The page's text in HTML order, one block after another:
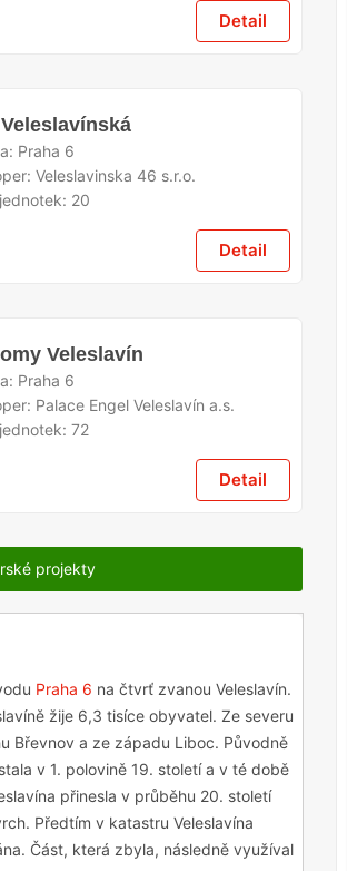
Detail
Praha 6
Veleslavinska 46 s.r.o.
20
Detail
Veleslavín
Praha 6
Palace Engel Veleslavín a.s.
72
Detail
projekty
Praha 6 na čtvrť zvanou Veleslavín.
žije 6,3 tisíce obyvatel. Ze severu
Břevnov a ze západu Liboc. Původně
v 1. polovině 19. století a v té době
přinesla v průběhu 20. století
Předtím v katastru Veleslavína
Část, která zbyla, následně využíval